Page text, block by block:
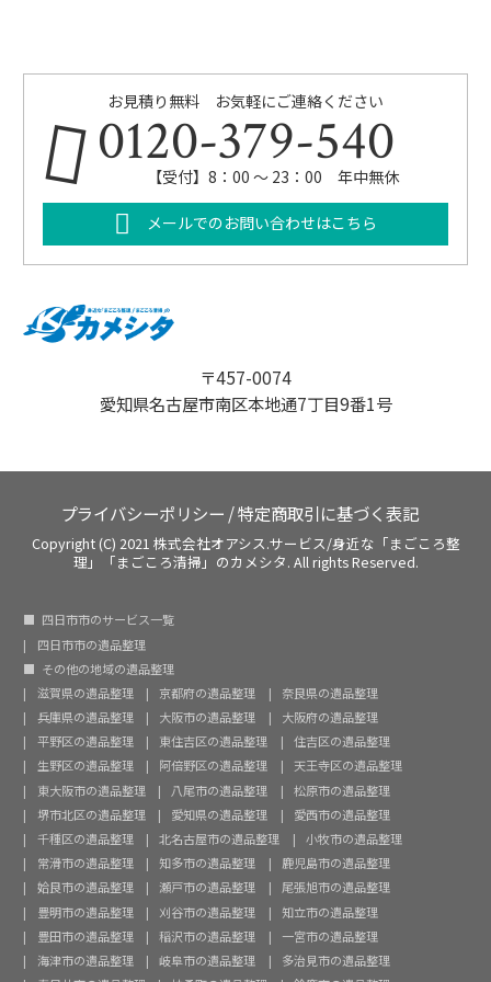
お見積り無料 お気軽にご連絡ください
0120-379-540
【受付】8：00 ～ 23：00 年中無休
メールでのお問い合わせはこちら
〒457-0074
愛知県名古屋市南区本地通7丁目9番1号
プライバシーポリシー /特定商取引に基づく表記
Copyright (C) 2021 株式会社オアシス.サービス/身近な「まごころ整
理」「まごころ清掃」のカメシタ. All rights Reserved.
四日市市のサービス一覧
四日市市の遺品整理
その他の地域の遺品整理
滋賀県の遺品整理
京都府の遺品整理
奈良県の遺品整理
兵庫県の遺品整理
大阪市の遺品整理
大阪府の遺品整理
平野区の遺品整理
東住吉区の遺品整理
住吉区の遺品整理
生野区の遺品整理
阿倍野区の遺品整理
天王寺区の遺品整理
東大阪市の遺品整理
八尾市の遺品整理
松原市の遺品整理
堺市北区の遺品整理
愛知県の遺品整理
愛西市の遺品整理
千種区の遺品整理
北名古屋市の遺品整理
小牧市の遺品整理
常滑市の遺品整理
知多市の遺品整理
鹿児島市の遺品整理
姶良市の遺品整理
瀬戸市の遺品整理
尾張旭市の遺品整理
豊明市の遺品整理
刈谷市の遺品整理
知立市の遺品整理
豊田市の遺品整理
稲沢市の遺品整理
一宮市の遺品整理
海津市の遺品整理
岐阜市の遺品整理
多治見市の遺品整理